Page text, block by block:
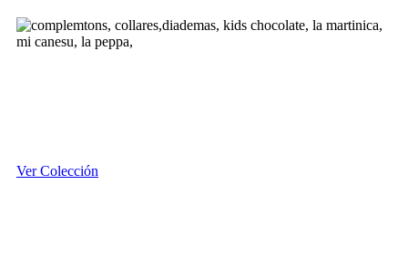
Ver Colección